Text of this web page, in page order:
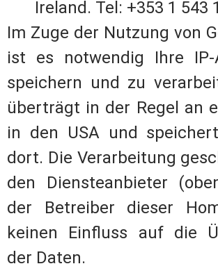
Ireland. Tel: +353 1 543
Im Zuge der Nutzung von
ist es notwendig Ihre IP-
speichern und zu
überträgt in der Regel an
in den USA und
dort. Die Verarbeitung
den Diensteanbieter
der Betreiber dieser
keinen Einfluss auf die
der Daten.